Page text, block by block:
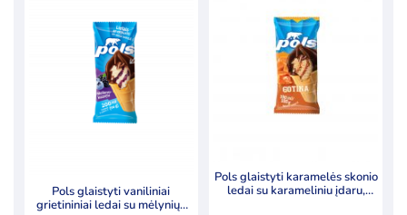
Pols glaistyti vaniliniai
grietininiai ledai su mėlynių-
Pols glaistyti karamelės skonio
ledai su karameliniu įdaru,